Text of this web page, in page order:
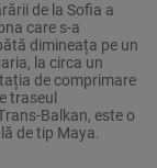
de la Sofia a
care s-a
dimineața pe un
la circa un
de comprimare
traseul
Balkan, este o
de tip Maya.